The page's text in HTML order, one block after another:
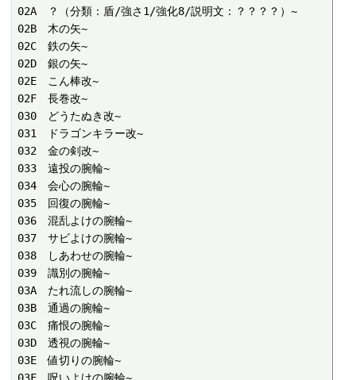
02A　？（分類：盾/強さ1/強化8/説明文：？？？？）~
02B　木の矢~
02C　鉄の矢~
02D　銀の矢~
02E　こん棒改~
02F　長巻改~
030　どうたぬき改~
031　ドラゴンキラー改~
032　金の剣改~
033　遠投の腕輪~
034　会心の腕輪~
035　回復の腕輪~
036　混乱よけの腕輪~
037　サビよけの腕輪~
038　しあわせの腕輪~
039　識別の腕輪~
03A　たれ流しの腕輪~
03B　通過の腕輪~
03C　痛恨の腕輪~
03D　透視の腕輪~
03E　値切りの腕輪~
03F　呪いよけの腕輪~